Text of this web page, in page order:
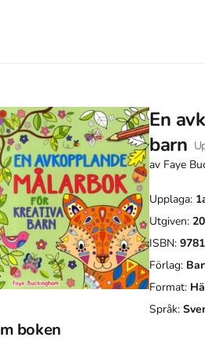
En
barn
av Faye
Upplaga:
Utgiven:
ISBN:
Förlag:
Format:
Språk:
boken